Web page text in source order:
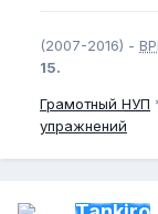
(2007-2016) -
15.
Грамотный НУП
упражнений